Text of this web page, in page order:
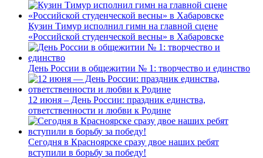
Кузин Тимур исполнил гимн на главной сцене
«Российской студенческой весны» в Хабаровске
День России в общежитии № 1: творчество и единство
12 июня – День России: праздник единства,
ответственности и любви к Родине
Сегодня в Красноярске сразу двое наших ребят
вступили в борьбу за победу!